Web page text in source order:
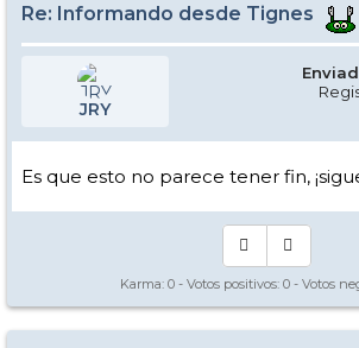
Re: Informando desde Tignes
JRY
Es que esto no parece tener fin,
Karma: 0 - Votos positivos: 0 - Votos